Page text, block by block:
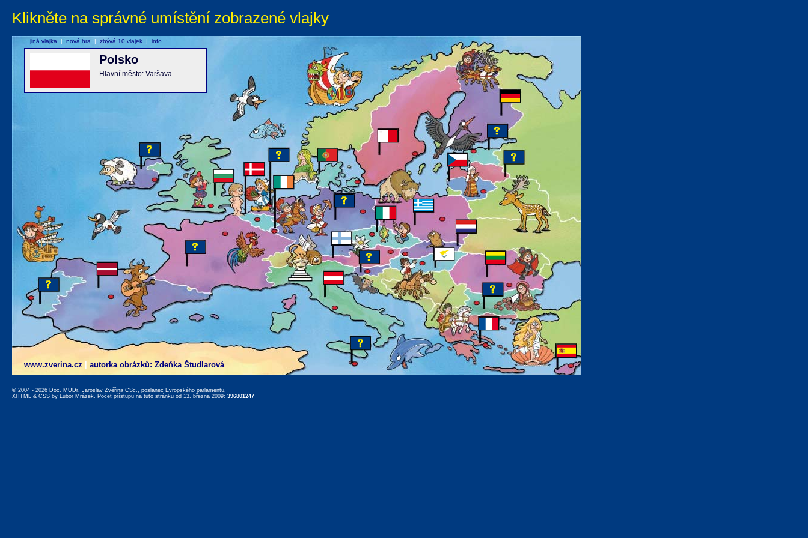
Klikněte na správné umístění zobrazené vlajky
www.zverina.cz autorka obrázků: Zdeňka Študlarová
Polsko
Hlavní město: Varšava
jiná vlajka | nová hra | zbývá 10 vlajek | info
© 2004 - 2026 Doc. MUDr. Jaroslav Zvěřina CSc., poslanec Evropského parlamentu,
XHTML & CSS by Lubor Mrázek. Počet přístupů na tuto stránku od 13. března 2009: 396801247